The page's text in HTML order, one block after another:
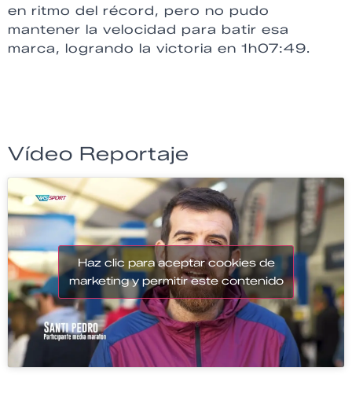
en ritmo del récord, pero no pudo
mantener la velocidad para batir esa
marca, logrando la victoria en 1h07:49.
Vídeo Reportaje
Haz clic para aceptar cookies de
marketing y permitir este contenido